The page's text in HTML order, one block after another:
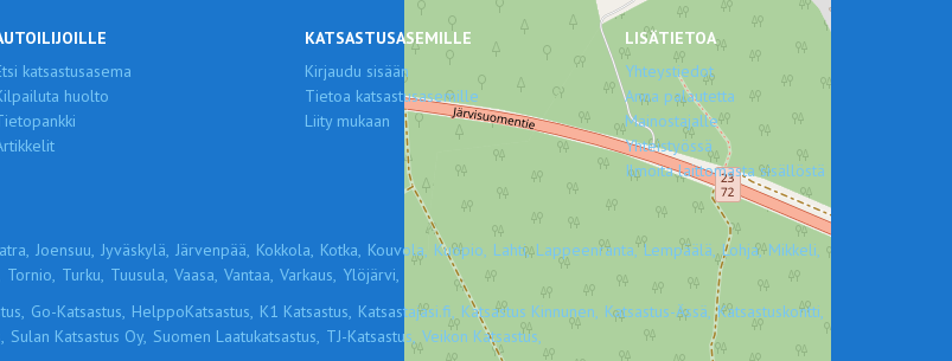
katsastusasema
huolto
KATSASTUSASEMILLE
Kirjaudu sisään
Tietoa katsastusasemille
Liity mukaan
LISÄTIETOA
Yhteystiedot
Anna palautetta
Mainostajalle
Yhteistyössä
Ilmoita laittomasta sisällöstä
Joensuu, Jyväskylä, Järvenpää, Kokkola, Kotka, Kouvola, Kuopio, Lahti, Lappeenranta, Lempäälä, Lohja, Mikkeli,
Tornio, Turku, Tuusula, Vaasa, Vantaa, Varkaus, Ylöjärvi,
Go-Katsastus, HelppoKatsastus, K1 Katsastus, Katsastajasi.fi, Katsastus Kinnunen, Katsastus-Ässä, Katsastuskontti,
Sulan Katsastus Oy, Suomen Laatukatsastus, TJ-Katsastus, Veikon Katsastus,